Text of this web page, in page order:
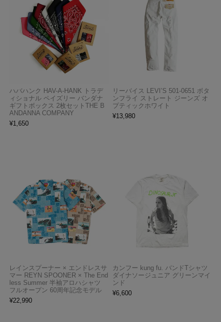
ハバハンク HAV-A-HANK トラデ
ィショナル ペイズリー バンダナ
ギフトボックス 2枚セットTHE B
ANDANNA COMPANY
¥1,650
リーバイス LEVI’S 501-0651 ボタ
ンフライ ストレート ジーンズ オ
プティックホワイト
¥13,980
レインスプーナー × エンドレスサ
マー REYN SPOONER × The End
less Summer 半袖アロハシャツ
フルオープン 60周年記念モデル
¥22,990
カンフー kung fu. バンドTシャツ
ダイナソージュニア グリーンマイ
ンド
¥6,600